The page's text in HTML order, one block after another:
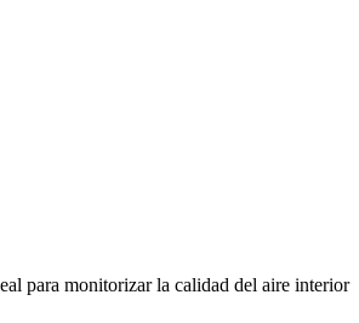
para monitorizar la calidad del aire interior